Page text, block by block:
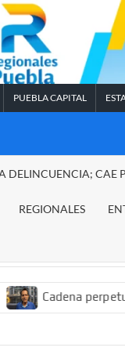
PUEBLA CAPITAL
DELINCUENCIA;
REGIONALES
perpetua para “El